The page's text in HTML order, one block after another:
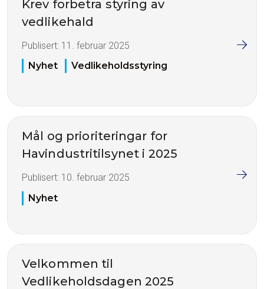
Krev forbetra styring av
vedlikehald
Publisert: 11. februar 2025
Nyhet
Vedlikeholdsstyring
Mål og prioriteringar for
Havindustritilsynet i 2025
Publisert: 10. februar 2025
Nyhet
Velkommen til
Vedlikeholdsdagen 2025